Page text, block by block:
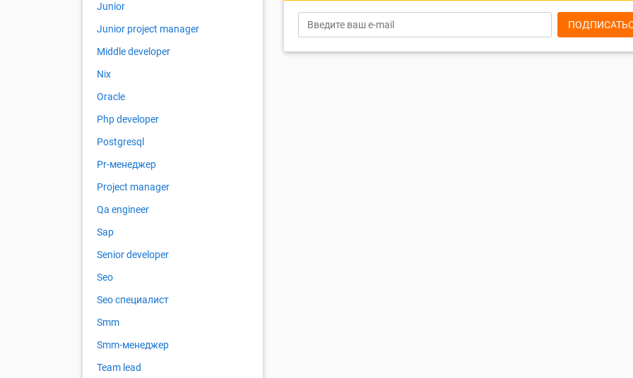
Junior
Junior project manager
Middle developer
Nix
Oracle
Php developer
Postgresql
Pr-менеджер
Project manager
Qa engineer
Sap
Senior developer
Seo
Seo специалист
Smm
Smm-менеджер
Team lead